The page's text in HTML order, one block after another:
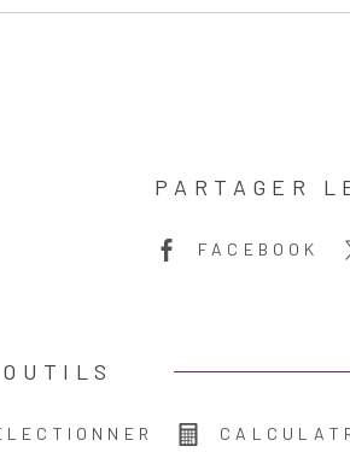
PARTAGER
FACEBOOK